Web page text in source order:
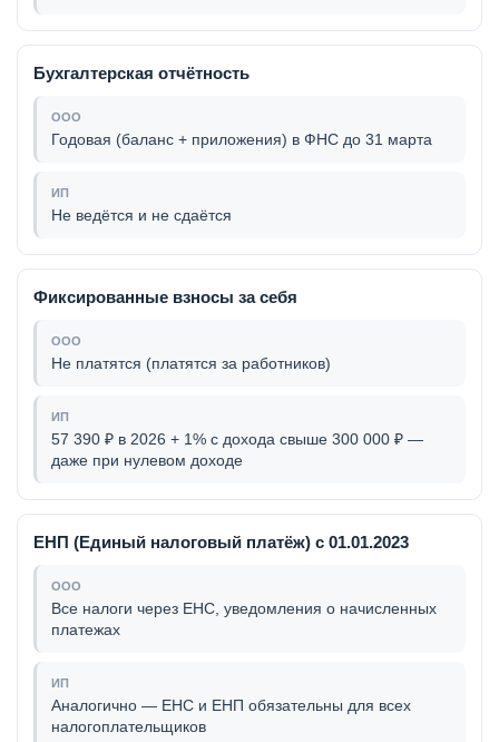
Бухгалтерская отчётность
Годовая (баланс + приложения) в ФНС до 31 марта
Не ведётся и не сдаётся
Фиксированные взносы за себя
Не платятся (платятся за работников)
57 390 ₽ в 2026 + 1% с дохода свыше 300 000 ₽ —
даже при нулевом доходе
ЕНП (Единый налоговый платёж) с 01.01.2023
Все налоги через ЕНС, уведомления о начисленных
платежах
Аналогично — ЕНС и ЕНП обязательны для всех
налогоплательщиков